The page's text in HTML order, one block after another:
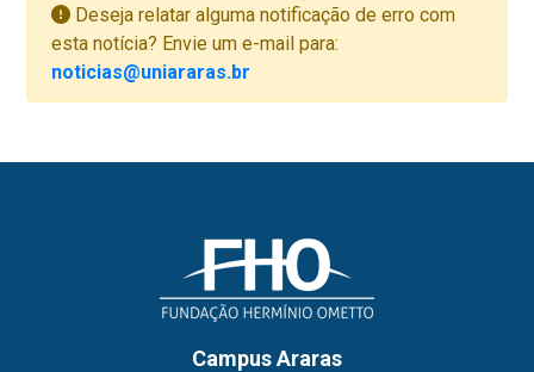
Deseja relatar alguma notificação de erro com
esta notícia? Envie um e-mail para:
noticias@uniararas.br
Campus Araras